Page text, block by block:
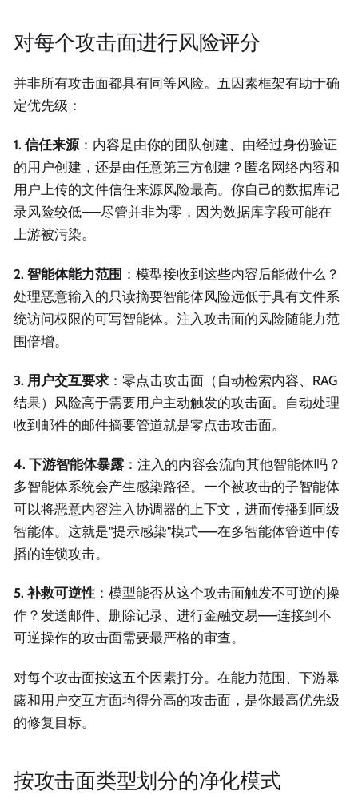
对每个攻击面进行风险评分
并非所有攻击面都具有同等风险。五因素框架有助于确
定优先级：
1. 信任来源：内容是由你的团队创建、由经过身份验证
的用户创建，还是由任意第三方创建？匿名网络内容和
用户上传的文件信任来源风险最高。你自己的数据库记
录风险较低——尽管并非为零，因为数据库字段可能在
上游被污染。
2. 智能体能力范围 ：模型接收到这些内容后能做什么？
处理恶意输入的只读摘要智能体风险远低于具有文件系
统访问权限的可写智能体。注入攻击面的风险随能力范
围倍增。
3. 用户交互要求 ：零点击攻击面（自动检索内容、RAG
结果）风险高于需要用户主动触发的攻击面。自动处理
收到邮件的邮件摘要管道就是零点击攻击面。
4. 下游智能体暴露 ：注入的内容会流向其他智能体吗？
多智能体系统会产生感染路径。一个被攻击的子智能体
可以将恶意内容注入协调器的上下文，进而传播到同级
智能体。这就是"提示感染"模式——在多智能体管道中传
播的连锁攻击。
5. 补救可逆性 ：模型能否从这个攻击面触发不可逆的操
作？发送邮件、删除记录、进行金融交易——连接到不
可逆操作的攻击面需要最严格的审查。
对每个攻击面按这五个因素打分。在能力范围、下游暴
露和用户交互方面均得分高的攻击面，是你最高优先级
的修复目标。
按攻击面类型划分的净化模式